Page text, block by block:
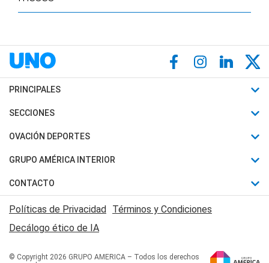
PRINCIPALES
Últimas Noticias
Política
Judiciales
Economia
SECCIONES
Horóscopo
Motores
Trucos caseros
Series y Películas
Edictos y Solicitadas
OVACIÓN DEPORTES
Fútbol
Mundial
Automovilismo
Rugby
Básquet
GRUPO AMÉRICA INTERIOR
Canal 7 en Vivo
San Juan 8
CONTACTO
Acerca de Nosotros
Contactanos
Políticas de Privacidad Términos y Condiciones
Decálogo ético de IA
© Copyright 2026 GRUPO AMERICA – Todos los derechos